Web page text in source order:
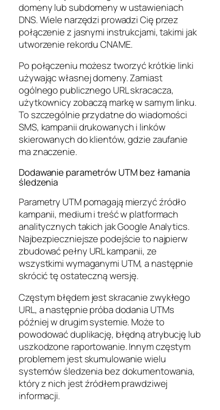
domeny lub subdomeny w ustawieniach
DNS. Wiele narzędzi prowadzi Cię przez
połączenie z jasnymi instrukcjami, takimi jak
utworzenie rekordu CNAME.
Po połączeniu możesz tworzyć krótkie linki
używając własnej domeny. Zamiast
ogólnego publicznego URL skracacza,
użytkownicy zobaczą markę w samym linku.
To szczególnie przydatne do wiadomości
SMS, kampanii drukowanych i linków
skierowanych do klientów, gdzie zaufanie
ma znaczenie.
Dodawanie parametrów UTM bez łamania
śledzenia
Parametry UTM pomagają mierzyć źródło
kampanii, medium i treść w platformach
analitycznych takich jak Google Analytics.
Najbezpieczniejsze podejście to najpierw
zbudować pełny URL kampanii, ze
wszystkimi wymaganymi UTM, a następnie
skrócić tę ostateczną wersję.
Częstym błędem jest skracanie zwykłego
URL, a następnie próba dodania UTMs
później w drugim systemie. Może to
powodować duplikację, błędną atrybucję lub
uszkodzone raportowanie. Innym częstym
problemem jest skumulowanie wielu
systemów śledzenia bez dokumentowania,
który z nich jest źródłem prawdziwej
informacji.